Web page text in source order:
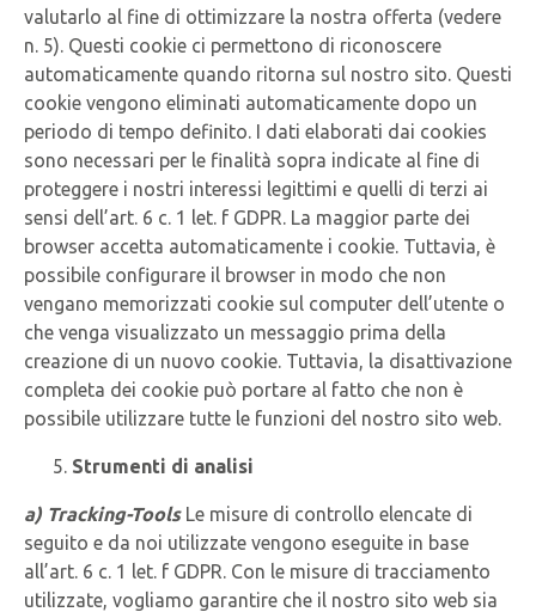
valutarlo al fine di ottimizzare la nostra offerta (vedere
n. 5). Questi cookie ci permettono di riconoscere
automaticamente quando ritorna sul nostro sito. Questi
cookie vengono eliminati automaticamente dopo un
periodo di tempo definito. I dati elaborati dai cookies
sono necessari per le finalità sopra indicate al fine di
proteggere i nostri interessi legittimi e quelli di terzi ai
sensi dell’art. 6 c. 1 let. f GDPR. La maggior parte dei
browser accetta automaticamente i cookie. Tuttavia, è
possibile configurare il browser in modo che non
vengano memorizzati cookie sul computer dell’utente o
che venga visualizzato un messaggio prima della
creazione di un nuovo cookie. Tuttavia, la disattivazione
completa dei cookie può portare al fatto che non è
possibile utilizzare tutte le funzioni del nostro sito web.
Strumenti di analisi
a) Tracking-ToolsLe misure di controllo elencate di
seguito e da noi utilizzate vengono eseguite in base
all’art. 6 c. 1 let. f GDPR. Con le misure di tracciamento
utilizzate, vogliamo garantire che il nostro sito web sia